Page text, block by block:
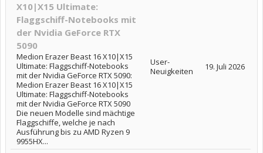
X10|X15 Ultimate:
Flaggschiff-Notebooks mit
der Nvidia GeForce RTX
5090
Medion Erazer Beast 16 X10|X15
Ultimate: Flaggschiff-Notebooks
mit der Nvidia GeForce RTX 5090:
Medion Erazer Beast 16 X10|X15
Ultimate: Flaggschiff-Notebooks
mit der Nvidia GeForce RTX 5090
Die neuen Modelle sind mächtige
Flaggschiffe, welche je nach
Ausführung bis zu AMD Ryzen 9
9955HX...
User-
Neuigkeiten
19. Juli 2026